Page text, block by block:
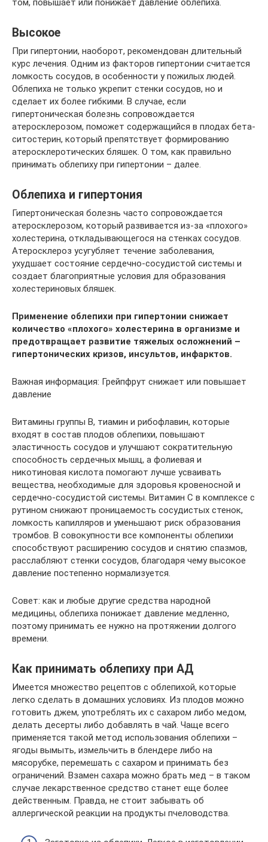
том, повышает или понижает давление облепиха.
Высокое
При гипертонии, наоборот, рекомендован длительный
курс лечения. Одним из факторов гипертонии считается
ломкость сосудов, в особенности у пожилых людей.
Облепиха не только укрепит стенки сосудов, но и
сделает их более гибкими. В случае, если
гипертоническая болезнь сопровождается
атеросклерозом, поможет содержащийся в плодах бета-
ситостерин, который препятствует формированию
атеросклеротических бляшек. О том, как правильно
принимать облепиху при гипертонии – далее.
Облепиха и гипертония
Гипертоническая болезнь часто сопровождается
атеросклерозом, который развивается из-за «плохого»
холестерина, откладывающегося на стенках сосудов.
Атеросклероз усугубляет течение заболевания,
ухудшает состояние сердечно-сосудистой системы и
создает благоприятные условия для образования
холестериновых бляшек.
Применение облепихи при гипертонии снижает
количество «плохого» холестерина в организме и
предотвращает развитие тяжелых осложнений –
гипертонических кризов, инсультов, инфарктов.
Важная информация: Грейпфрут снижает или повышает
давление
Витамины группы В, тиамин и рибофлавин, которые
входят в состав плодов облепихи, повышают
эластичность сосудов и улучшают сократительную
способность сердечных мышц, а фолиевая и
никотиновая кислота помогают лучше усваивать
вещества, необходимые для здоровья кровеносной и
сердечно-сосудистой системы. Витамин С в комплексе с
рутином снижают проницаемость сосудистых стенок,
ломкость капилляров и уменьшают риск образования
тромбов. В совокупности все компоненты облепихи
способствуют расширению сосудов и снятию спазмов,
расслабляют стенки сосудов, благодаря чему высокое
давление постепенно нормализуется.
Совет: как и любые другие средства народной
медицины, облепиха понижает давление медленно,
поэтому принимать ее нужно на протяжении долгого
времени.
Как принимать облепиху при АД
Имеется множество рецептов с облепихой, которые
легко сделать в домашних условиях. Из плодов можно
готовить джем, употреблять их с сахаром либо медом,
делать десерты либо добавлять в чай. Чаще всего
применяется такой метод использования облепихи –
ягоды вымыть, измельчить в блендере либо на
мясорубке, перемешать с сахаром и принимать без
ограничений. Взамен сахара можно брать мед – в таком
случае лекарственное средство станет еще более
действенным. Правда, не стоит забывать об
аллергической реакции на продукты пчеловодства.